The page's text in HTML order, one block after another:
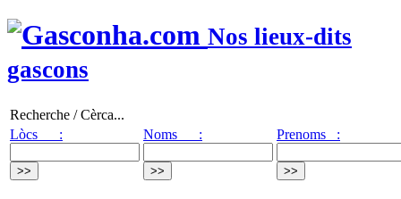
Nos lieux-dits
gascons
Recherche / Cèrca...
Lòcs :
Noms : Prenoms :